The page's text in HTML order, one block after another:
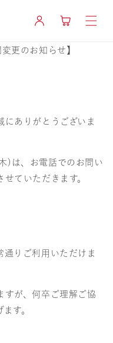
イ
ー
更のお知らせ】
ありがとうございま
)は、お電話でのお問い
ていただきます。
通りご利用いただけま
すが、何卒ご理解ご協
す。